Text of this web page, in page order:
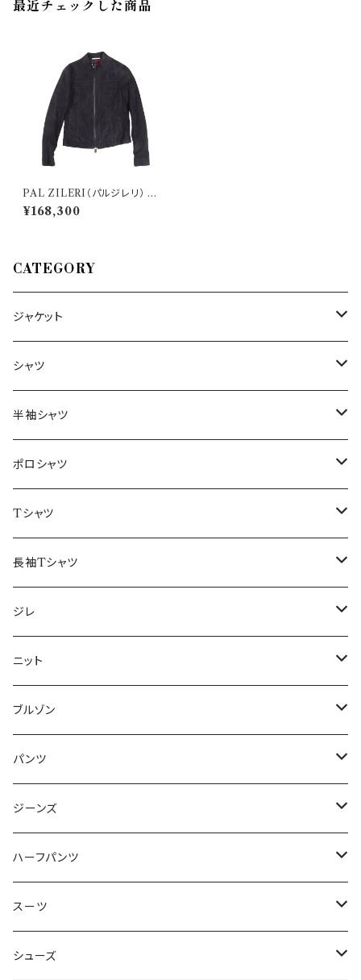
最近チェックした商品
PAL ZILERI（パルジレリ） ブ
ルゾン O36PS843 30012
¥168,300
CATEGORY
ジャケット
～44/S
46/M
48/L
50/XL～
シャツ
～44/S
46/M
48/L
50/XL～
半袖シャツ
～44/S
46/M
48/L
50/XL～
ポロシャツ
～44/S
46/M
48/L
50/XL～
Tシャツ
～44/S
46/M
48/L
50/XL～
長袖Tシャツ
～44/S
46/M
48/L
50/XL～
ジレ
～44/S
46/M
48/L
50/XL～
ニット
～44/S
46/M
48/L
50/XL～
ブルゾン
～44/S
46/M
48/L
50/XL～
パンツ
～44/S
46/M
48/L
50/XL～
ジーンズ
～44/S
46/M
48/L
ハーフパンツ
～44/S
46/M
スーツ
～44/S
シューズ